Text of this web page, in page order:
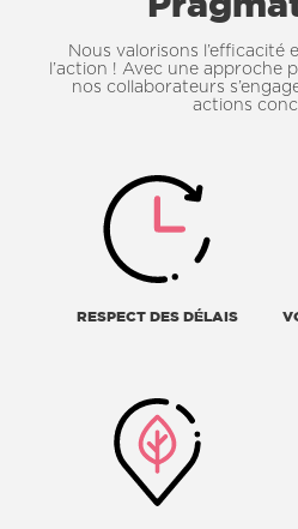
Nous valorisons l’efficacité
l’action ! Avec une approche
nos collaborateurs
actions
RESPECT DES DÉLAIS